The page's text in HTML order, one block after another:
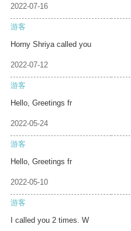
2022-07-16
游客
Horny Shriya called you
2022-07-12
游客
Hello, Greetings fr
2022-05-24
游客
Hello, Greetings fr
2022-05-10
游客
I called you 2 times. W